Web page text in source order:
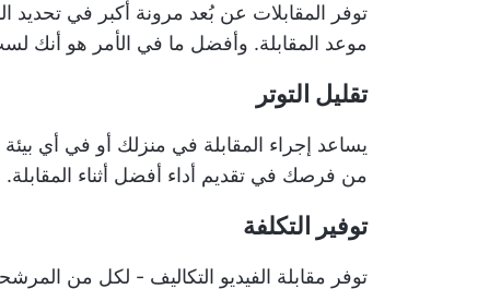
توفر المقابلات عن بُعد مرونة أكبر في تحديد
موعد المقابلة. وأفضل ما في الأمر هو أنك
تقليل التوتر
يساعد إجراء المقابلة في منزلك أو في أي
من فرصك في تقديم أداء أفضل أثناء المقابلة.
توفير التكلفة
توفر مقابلة الفيديو التكاليف - لكل من